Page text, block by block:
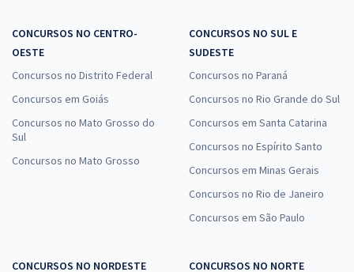
CONCURSOS NO CENTRO-
OESTE
Concursos no Distrito Federal
Concursos em Goiás
Concursos no Mato Grosso do
Sul
Concursos no Mato Grosso
CONCURSOS NO SUL E
SUDESTE
Concursos no Paraná
Concursos no Rio Grande do Sul
Concursos em Santa Catarina
Concursos no Espírito Santo
Concursos em Minas Gerais
Concursos no Rio de Janeiro
Concursos em São Paulo
CONCURSOS NO NORDESTE
CONCURSOS NO NORTE